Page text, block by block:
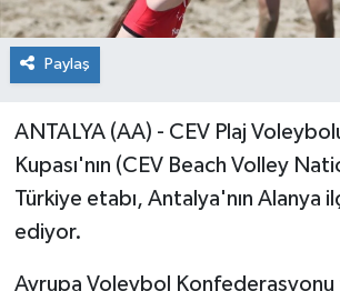
Paylaş
ANTALYA (AA) - CEV Plaj
Kupası'nın (CEV Beach Volley
Türkiye etabı, Antalya'nın Alanya
ediyor.
Avrupa Voleybol Konfederasyonu